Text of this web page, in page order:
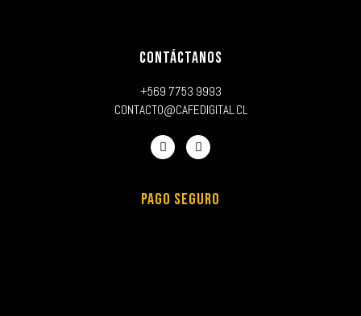
CONTÁCTANOS
+569 7753 9993
CONTACTO@CAFEDIGITAL.CL
PAGO SEGURO